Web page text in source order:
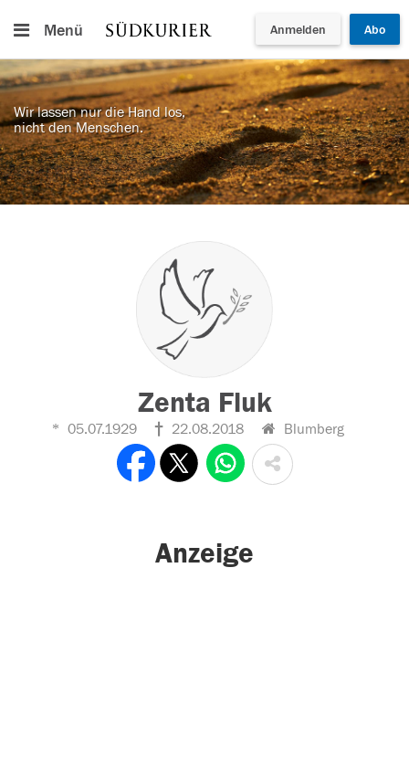
Menü Anmelden Abo
Wir lassen nur die Hand los,
nicht den Menschen.
Zenta Fluk
05.07.1929 22.08.2018 Blumberg
Anzeige